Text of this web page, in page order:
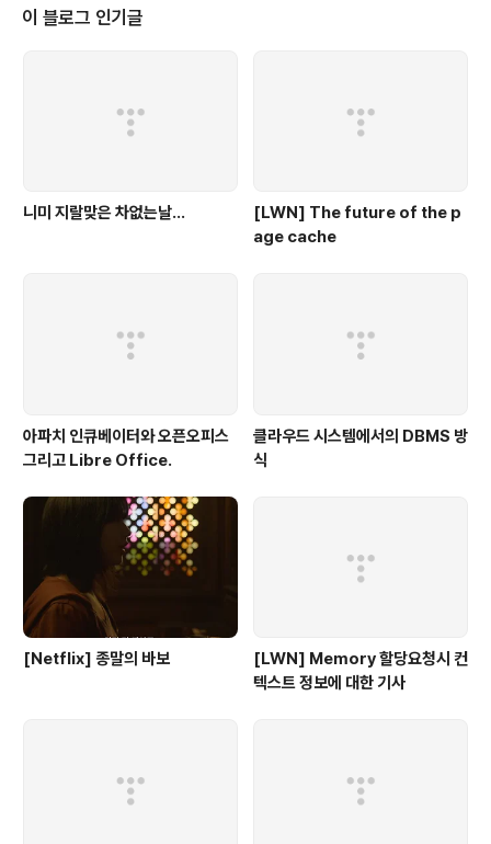
크스페이스에 창을 생성하고 이동시켜주는 역할, dock 은 Dash 즉 즐겨찾기
를 Dock ..
이 블로그 인기글
니미 지랄맞은 차없는날...
[LWN] The future of the p
age cache
아파치 인큐베이터와 오픈오피스
그리고 Libre Office.
클라우드 시스템에서의 DBMS 방
식
[Netflix] 종말의 바보
[LWN] Memory 할당요청시 컨
텍스트 정보에 대한 기사